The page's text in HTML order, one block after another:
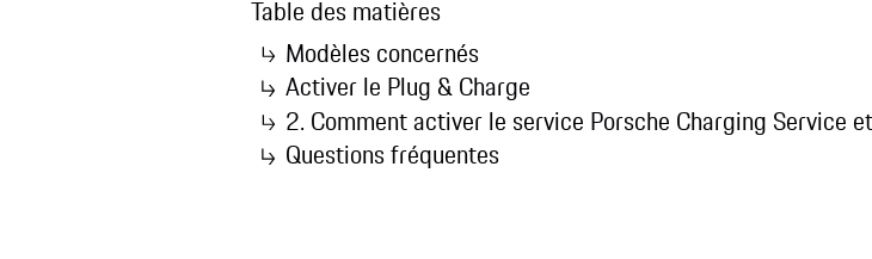
Table des matières
Modèles concernés
Activer le Plug & Charge
2. Comment activer le service Porsche Charging Service
Questions fréquentes